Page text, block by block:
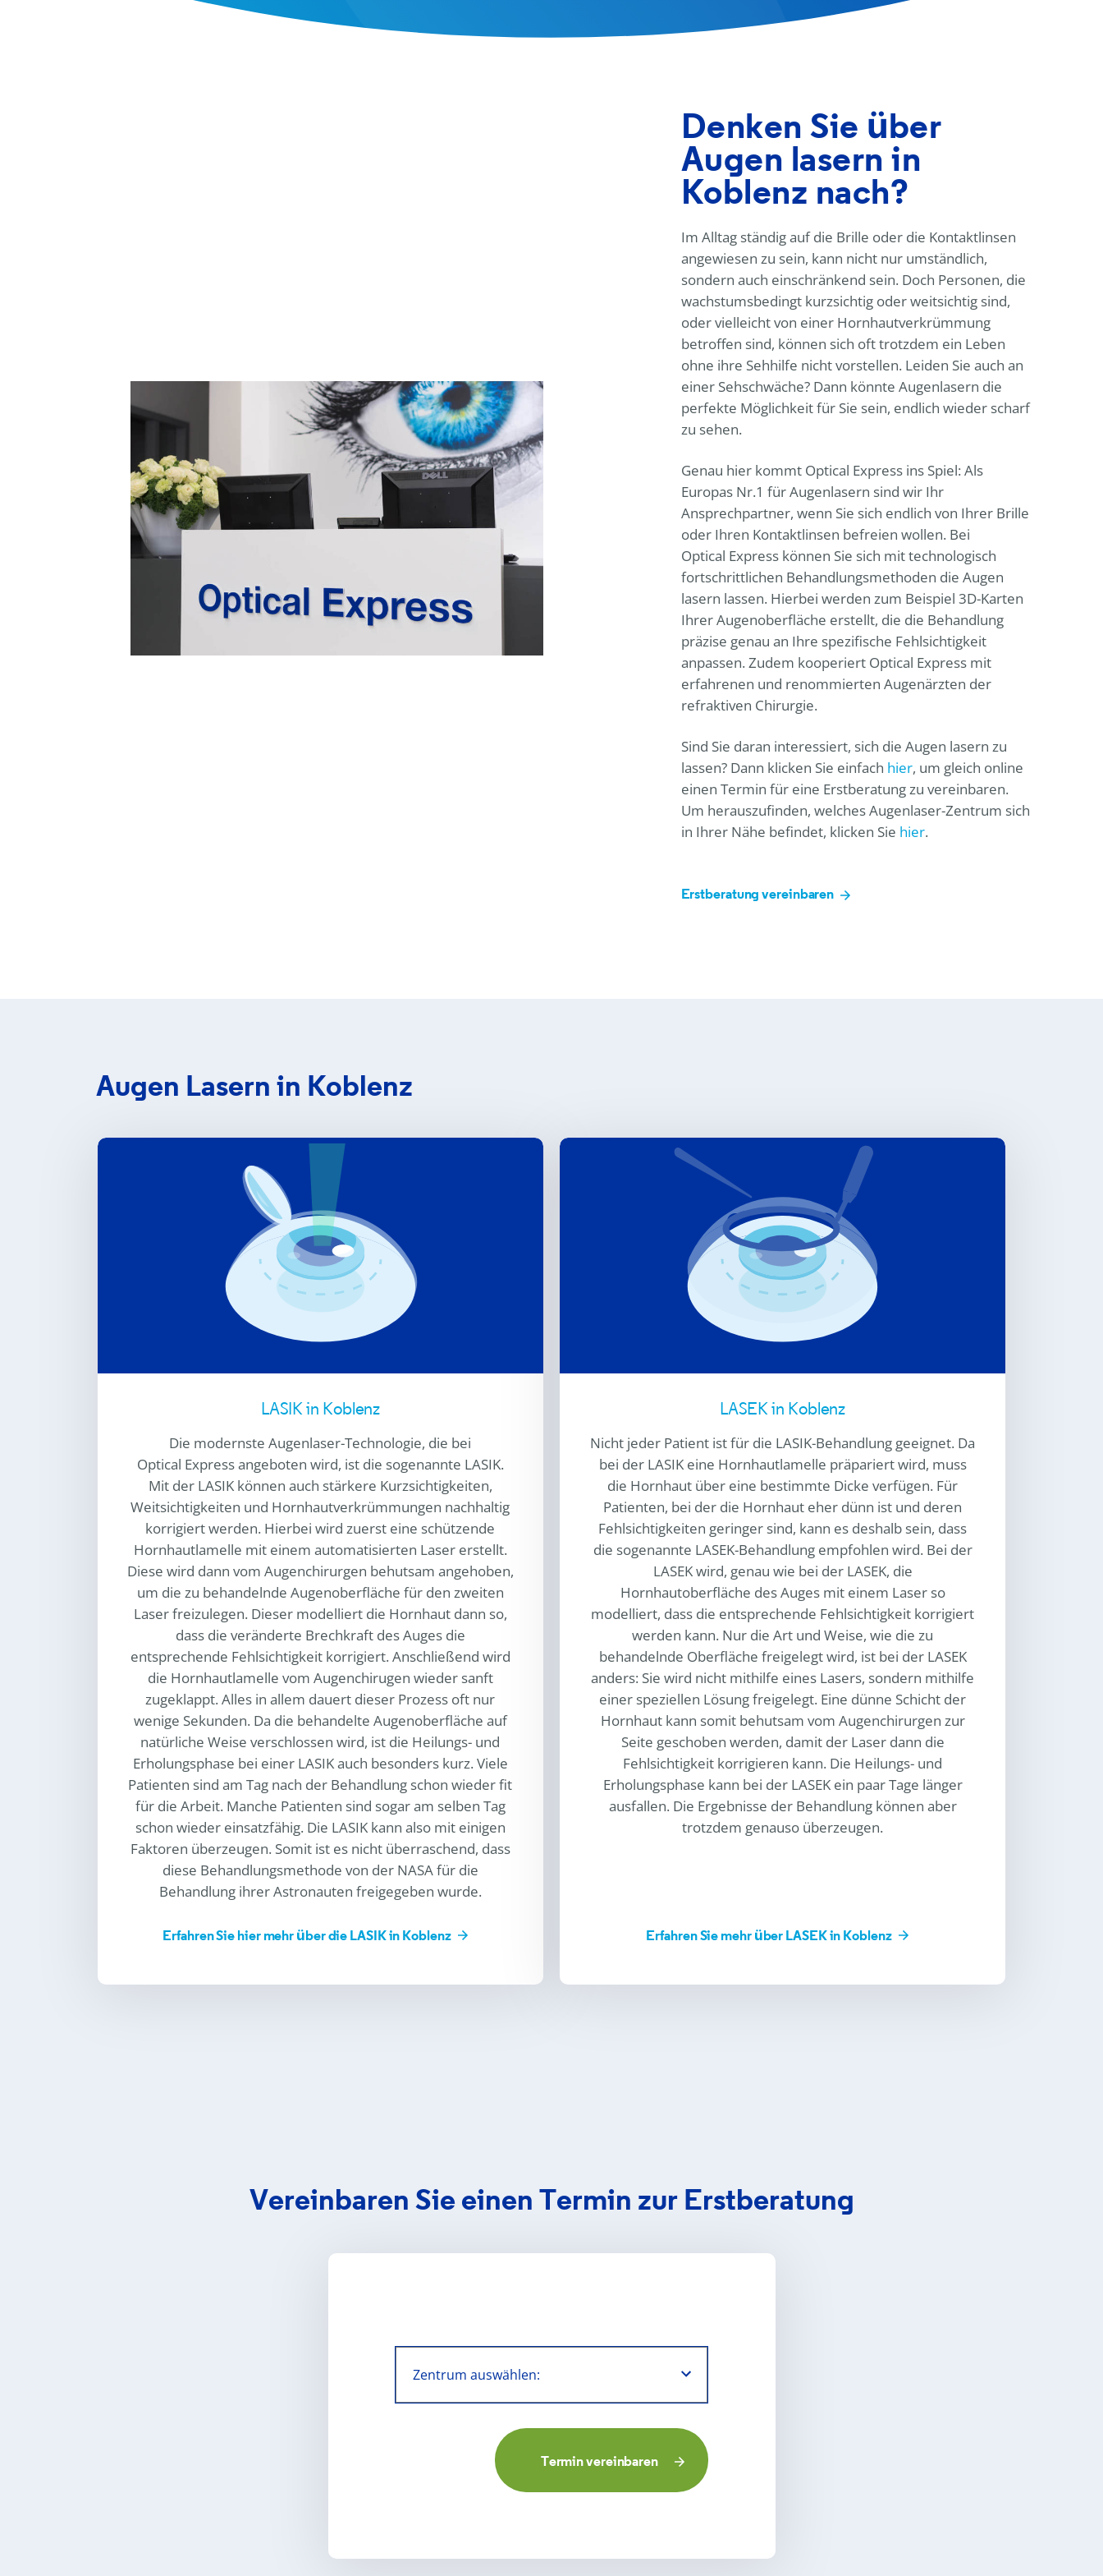
Denken Sie über
Augen lasern in
Koblenz nach?
Im Alltag ständig auf die Brille oder die Kontaktlinsen
angewiesen zu sein, kann nicht nur umständlich,
sondern auch einschränkend sein. Doch Personen, die
wachstumsbedingt kurzsichtig oder weitsichtig sind,
oder vielleicht von einer Hornhautverkrümmung
betroffen sind, können sich oft trotzdem ein Leben
ohne ihre Sehhilfe nicht vorstellen. Leiden Sie auch an
einer Sehschwäche? Dann könnte Augenlasern die
perfekte Möglichkeit für Sie sein, endlich wieder scharf
zu sehen.
Genau hier kommt Optical Expressins Spiel: Als
Europas Nr.1 für Augenlasern sind wir Ihr
Ansprechpartner, wenn Sie sich endlich von Ihrer Brille
oder Ihren Kontaktlinsen befreien wollen. Bei
Optical Expresskönnen Sie sich mit technologisch
fortschrittlichen Behandlungsmethoden die Augen
lasern lassen. Hierbei werden zum Beispiel 3D-Karten
Ihrer Augenoberfläche erstellt, die die Behandlung
präzise genau an Ihre spezifische Fehlsichtigkeit
anpassen. Zudem kooperiert Optical Express mit
erfahrenen und renommierten Augenärzten der
refraktiven Chirurgie.
Sind Sie daran interessiert, sich die Augen lasern zu
lassen? Dann klicken Sie einfach hier, um gleich online
einen Termin für eine Erstberatung zu vereinbaren.
Um herauszufinden, welches Augenlaser-Zentrum sich
in Ihrer Nähe befindet, klicken Sie hier.
Erstberatung vereinbaren
Augen Lasern in Koblenz
LASIK in Koblenz
Die modernste Augenlaser-Technologie, die bei
Optical Expressangeboten wird, ist die sogenannte LASIK.
Mit der LASIK können auch stärkere Kurzsichtigkeiten,
Weitsichtigkeiten und Hornhautverkrümmungen nachhaltig
korrigiert werden. Hierbei wird zuerst eine schützende
Hornhautlamelle mit einem automatisierten Laser erstellt.
Diese wird dann vom Augenchirurgen behutsam angehoben,
um die zu behandelnde Augenoberfläche für den zweiten
Laser freizulegen. Dieser modelliert die Hornhaut dann so,
dass die veränderte Brechkraft des Auges die
entsprechende Fehlsichtigkeit korrigiert. Anschließend wird
die Hornhautlamelle vom Augenchirugen wieder sanft
zugeklappt. Alles in allem dauert dieser Prozess oft nur
wenige Sekunden. Da die behandelte Augenoberfläche auf
natürliche Weise verschlossen wird, ist die Heilungs- und
Erholungsphase bei einer LASIK auch besonders kurz. Viele
Patienten sind am Tag nach der Behandlung schon wieder fit
für die Arbeit. Manche Patienten sind sogar am selben Tag
schon wieder einsatzfähig. Die LASIK kann also mit einigen
Faktoren überzeugen. Somit ist es nicht überraschend, dass
diese Behandlungsmethode von der NASA für die
Behandlung ihrer Astronauten freigegeben wurde.
Erfahren Sie hier mehr über die LASIK in Koblenz
LASEK in Koblenz
Nicht jeder Patient ist für die LASIK-Behandlung geeignet. Da
bei der LASIK eine Hornhautlamelle präpariert wird, muss
die Hornhaut über eine bestimmte Dicke verfügen. Für
Patienten, bei der die Hornhaut eher dünn ist und deren
Fehlsichtigkeiten geringer sind, kann es deshalb sein, dass
die sogenannte LASEK-Behandlung empfohlen wird. Bei der
LASEK wird, genau wie bei der LASEK, die
Hornhautoberfläche des Auges mit einem Laser so
modelliert, dass die entsprechende Fehlsichtigkeit korrigiert
werden kann. Nur die Art und Weise, wie die zu
behandelnde Oberfläche freigelegt wird, ist bei der LASEK
anders: Sie wird nicht mithilfe eines Lasers, sondern mithilfe
einer speziellen Lösung freigelegt. Eine dünne Schicht der
Hornhaut kann somit behutsam vom Augenchirurgen zur
Seite geschoben werden, damit der Laser dann die
Fehlsichtigkeit korrigieren kann. Die Heilungs- und
Erholungsphase kann bei der LASEK ein paar Tage länger
ausfallen. Die Ergebnisse der Behandlung können aber
trotzdem genauso überzeugen.
Erfahren Sie mehr über LASEK in Koblenz
Vereinbaren Sie einen Termin zur Erstberatung
Termin vereinbaren